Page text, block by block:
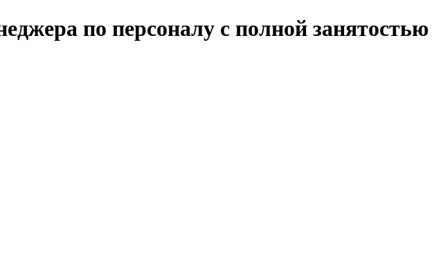
по персоналу с полной занятостью